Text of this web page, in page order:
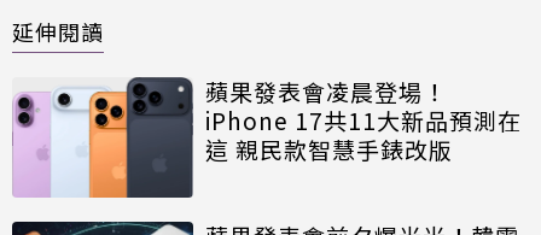
延伸閱讀
蘋果發表會凌晨登場！
iPhone 17共11大新品預測在
這 親民款智慧手錶改版